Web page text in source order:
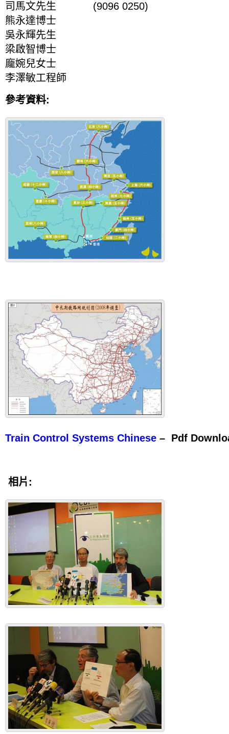
司馬文先生 (9096 0250)
熊永達博士
吳永輝先生
梁啟智博士
龐婉兒女士
李澤敏工程師
參考資料:
Train Control Systems Chinese – Pdf
相片: